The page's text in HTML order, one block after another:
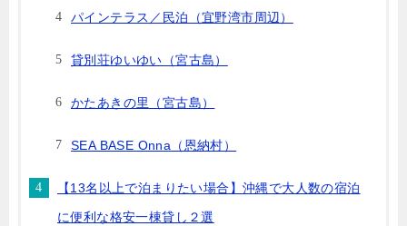
パインテラス／民泊（宜野湾市周辺）
貸別荘ゆいゆい（宮古島）
かたあきの里（宮古島）
SEA BASE Onna（恩納村）
【13名以上で泊まりたい場合】沖縄で大人数の宿泊
に便利な格安一棟貸し２選